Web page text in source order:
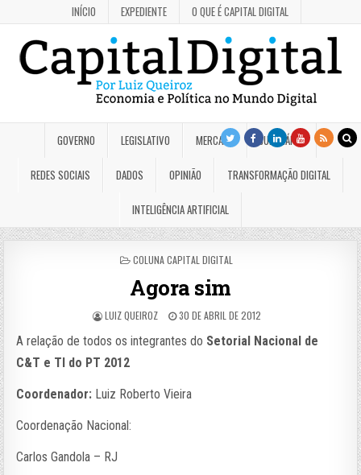
INÍCIO EXPEDIENTE O QUE É CAPITAL DIGITAL
GOVERNO LEGISLATIVO MERCADO JUDICIÁRIO
REDES SOCIAIS DADOS OPINIÃO TRANSFORMAÇÃO DIGITAL
INTELIGÊNCIA ARTIFICIAL
POSTED
COLUNA CAPITAL DIGITAL
Agora sim
LUIZ QUEIROZ 30 DE ABRIL DE 2012
A relação de todos os integrantes do Setorial Nacional de
C&T e TI do PT 2012
Coordenador: Luiz Roberto Vieira
Coordenação Nacional:
Carlos Gandola – RJ